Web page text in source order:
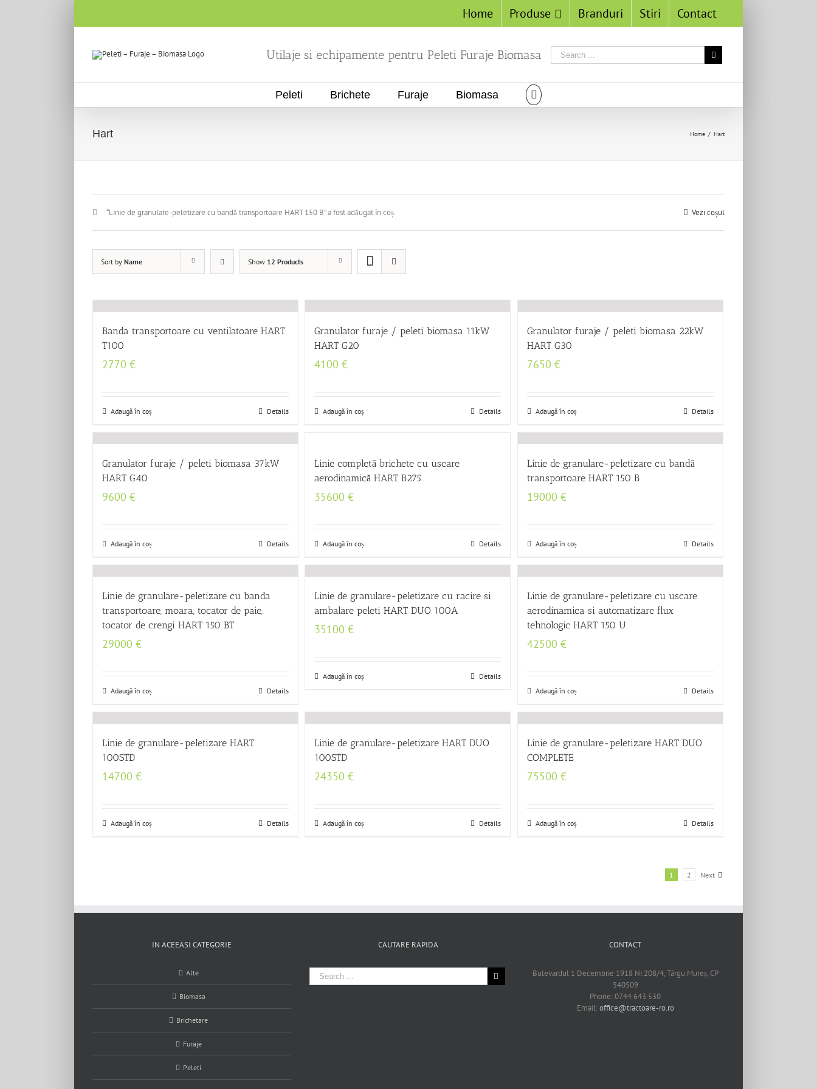
Home Produse Branduri Stiri Contact
Utilaje si echipamente pentru Peleti Furaje Biomasa
Peleti Brichete Furaje Biomasa
Hart Home / Hart
Vezi coșul
“Linie de granulare-peletizare cu bandă transportoare HART 150 B” a fost adăugat în coș.
Sort by Name Show 12 Products
Banda transportoare cu ventilatoare HART
T100
2770 €
Adaugă în coș Details
Granulator furaje / peleti biomasa 11kW
HART G20
4100€
Adaugă în coș Details
Granulator furaje / peleti biomasa 22kW
HART G30
7650 €
Adaugă în coș Details
Granulator furaje / peleti biomasa 37kW
HART G40
9600 €
Adaugă în coș Details
Linie completă brichete cu uscare
aerodinamică HART B275
35600€
Adaugă în coș Details
Linie de granulare-peletizare cu bandă
transportoare HART 150 B
19000 €
Adaugă în coș Details
Linie de granulare-peletizare cu banda
transportoare, moara, tocator de paie,
tocator de crengi HART 150 BT
29000 €
Adaugă în coș Details
Linie de granulare-peletizare cu racire si
ambalare peleti HART DUO 100A
35100€
Adaugă în coș Details
Linie de granulare-peletizare cu uscare
aerodinamica si automatizare flux
tehnologic HART 150 U
42500 €
Adaugă în coș Details
Linie de granulare-peletizare HART
100STD
14700 €
Adaugă în coș Details
Linie de granulare-peletizare HART DUO
100STD
24350€
Adaugă în coș Details
Linie de granulare-peletizare HART DUO
COMPLETE
75500 €
Adaugă în coș Details
1 2 Next
IN ACEEASI CATEGORIE
Alte
Biomasa
Brichetare
Furaje
Peleti
CAUTARE RAPIDA CONTACT
Bulevardul 1 Decembrie 1918 Nr.208/4, Târgu Mureș, CP
540509
Phone: 0744 643 530
Email:office@tractoare-ro.ro